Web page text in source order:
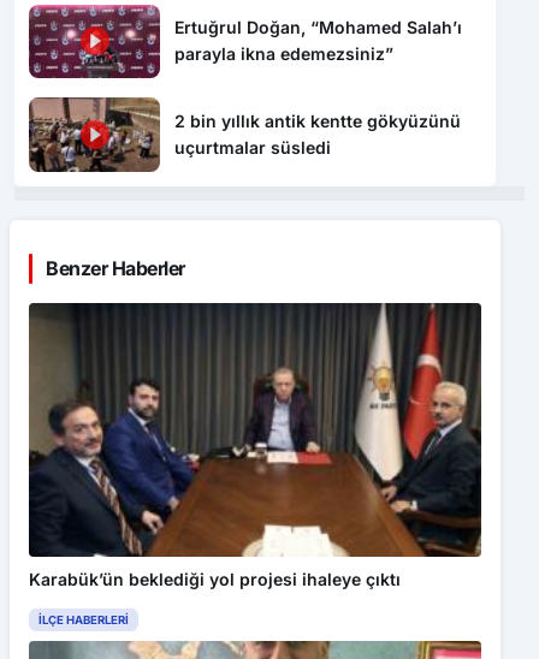
Ertuğrul Doğan, “Mohamed Salah’ı
parayla ikna edemezsiniz”
2 bin yıllık antik kentte gökyüzünü
uçurtmalar süsledi
Benzer Haberler
Karabük’ün beklediği yol projesi ihaleye çıktı
İLÇE HABERLERI